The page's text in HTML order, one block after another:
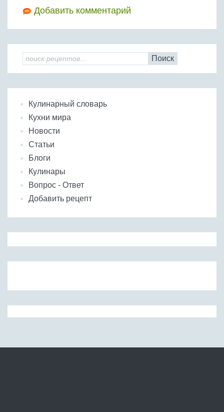
Добавить комментарий
Поиск
Кулинарный словарь
Кухни мира
Новости
Статьи
Блоги
Кулинары
Вопрос - Ответ
Добавить рецепт